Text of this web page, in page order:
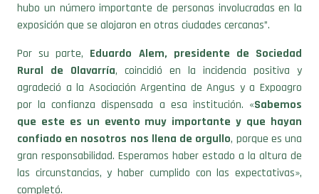
hubo un número importante de personas involucradas en la
exposición que se alojaron en otras ciudades cercanas”.
Por su parte, Eduardo Alem, presidente de Sociedad
Rural de Olavarría, coincidió en la incidencia positiva y
agradeció a la Asociación Argentina de Angus y a Expoagro
por la confianza dispensada a esa institución. «Sabemos
que este es un evento muy importante y que hayan
confiado en nosotros nos llena de orgullo, porque es una
gran responsabilidad. Esperamos haber estado a la altura de
las circunstancias, y haber cumplido con las expectativas»,
completó.